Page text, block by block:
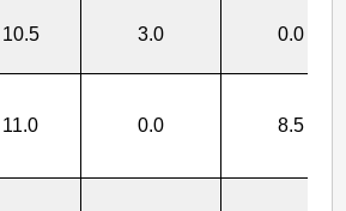
10.5 3.0 0.0
11.0 0.0 8.5